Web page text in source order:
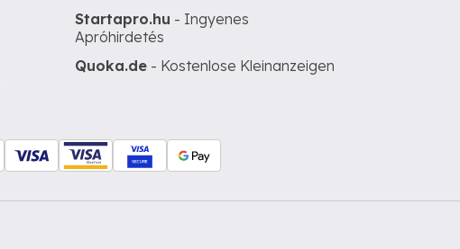
Startapro.hu - Ingyenes
Apróhirdetés
Quoka.de - Kostenlose Kleinanzeigen